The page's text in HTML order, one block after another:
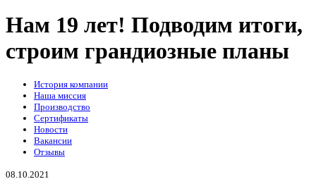
Нам 19 лет! Подводим итоги,
строим грандиозные планы
История компании
Наша миссия
Производство
Сертификаты
Новости
Вакансии
Отзывы
08.10.2021